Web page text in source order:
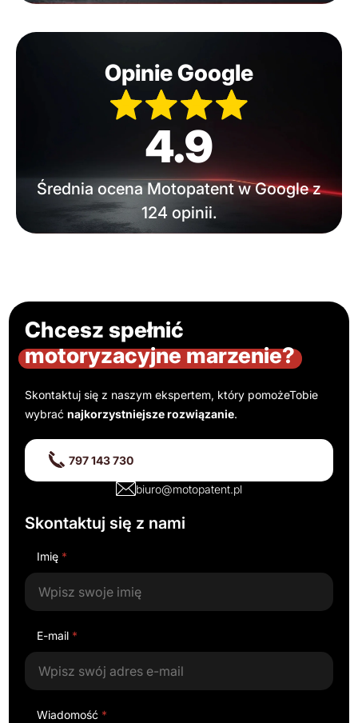
Opinie Google
4.9
Średnia ocena Motopatent w Google z
124 opinii.
Chcesz spełnić
motoryzacyjne marzenie?
Skontaktuj się z naszym ekspertem, który pomożeTobie
wybraćnajkorzystniejsze rozwiązanie.
797 143 730
biuro@motopatent.pl
Skontaktuj się z nami
Imię *
E-mail *
Wiadomość *